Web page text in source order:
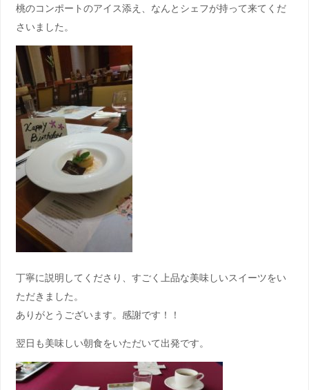
桃のコンポートのアイス添え、なんとシェフが持って来てくだ
さいました。
丁寧に説明してくださり、すごく上品な美味しいスイーツをい
ただきました。
ありがとうございます。感謝です！！
翌日も美味しい朝食をいただいて出発です。